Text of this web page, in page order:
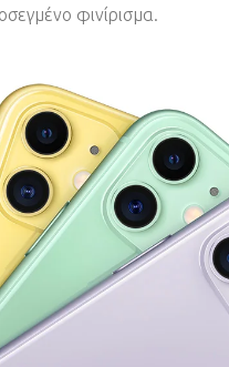
φινίρισμα.